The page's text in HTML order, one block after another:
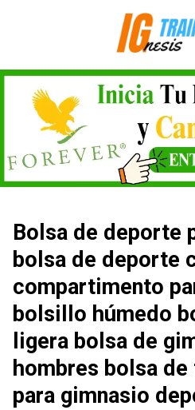
Bolsa de deporte
bolsa de deporte
compartimento
bolsillo húmedo
ligera bolsa de
hombres bolsa
para gimnasio